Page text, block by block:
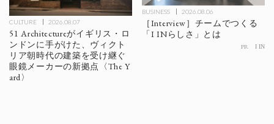
CULTURE 2026.08.07
51 Architectureがイギリス・ロ
ンドンに手がけた、ヴィクト
リア朝時代の建築を受け継ぐ
眼鏡メーカーの新拠点〈The Y
ard〉
BUSINESS 2026.08.06
［Interview］チームでつくる
「I INらしさ」とは
PR I IN